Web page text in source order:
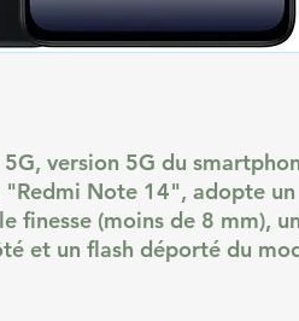
version 5G du
Note 14", adopte un
finesse (moins de 8 mm), un
et un flash déporté du